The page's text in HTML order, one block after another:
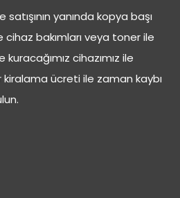
yanında kopya başı
bakımları veya toner ile
cihazımız ile
kiralama ücreti ile zaman kaybı